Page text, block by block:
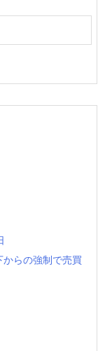
らの強制で売買